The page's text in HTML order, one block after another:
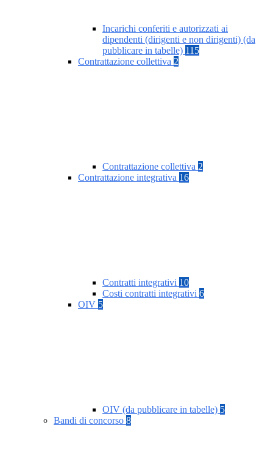
Incarichi conferiti e autorizzati ai
dipendenti (dirigenti e non dirigenti) (da
pubblicare in tabelle) 115
Contrattazione collettiva 2
Contrattazione collettiva 2
Contrattazione integrativa 16
Contratti integrativi 10
Costi contratti integrativi 6
OIV 5
OIV (da pubblicare in tabelle) 5
Bandi di concorso 8